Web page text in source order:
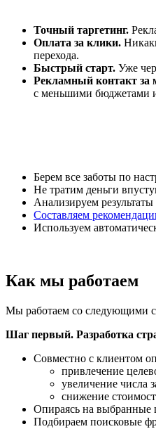
Точный таргетинг.
Оплата за клики.
перехода.
Быстрый старт. Уже
Рекламный контакт за
с меньшими бюджетами и
Берем все заботы по
Не тратим деньги
Анализируем
Составляем
Используем
Как мы работаем
Мы работаем со следующими
Шаг первый. Разработка
Совместно с клиентом
привлечение
увеличение числа
снижение
Опираясь на выбранные
Подбираем поисковые